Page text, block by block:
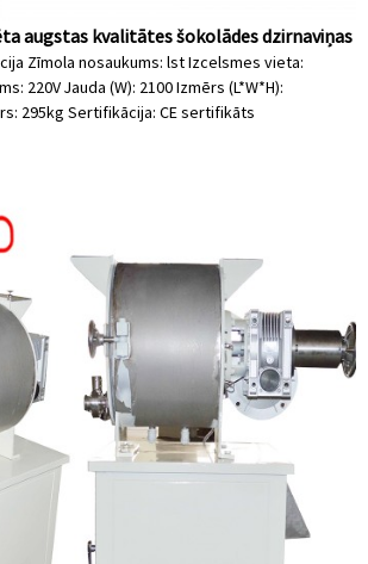
augstas kvalitātes šokolādes dzirnaviņas
Zīmola nosaukums: lst Izcelsmes vieta:
220V Jauda (W): 2100 Izmērs (L*W*H):
295kg Sertifikācija: CE sertifikāts